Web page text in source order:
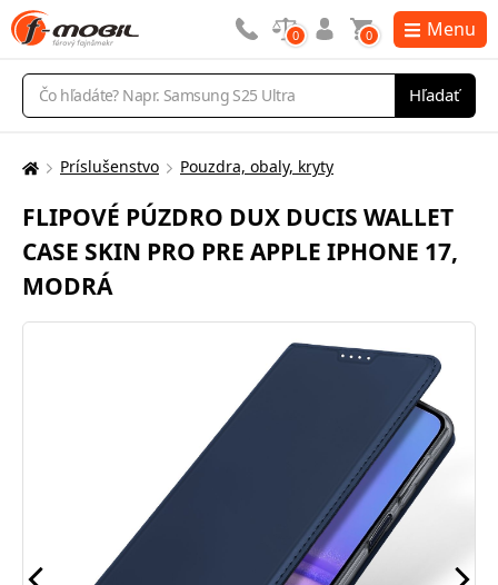
Vyhľadávanie
Hľadať
0 0 Menu
Tu
nachádzate:
Príslušenstvo Pouzdra, obaly, kryty
FLIPOVÉ PÚZDRO DUX DUCIS WALLET
CASE SKIN PRO PRE APPLE IPHONE 17,
MODRÁ